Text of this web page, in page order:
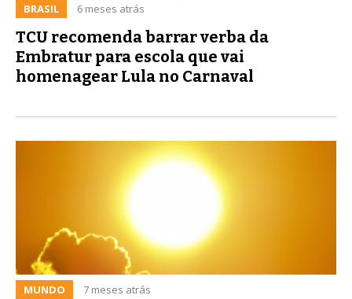
BRASIL 6 meses atrás
TCU recomenda barrar verba da
Embratur para escola que vai
homenagear Lula no Carnaval
MUNDO 7 meses atrás